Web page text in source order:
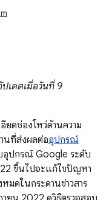
เดตเมื่อวันที่ 9
ยดช่องโหว่ด้านความ
นที่ส่งผลต่ออุปกรณ์
ปกรณ์ Google ระดับ
ขึ้นไปจะแก้ไขปัญหา
ดในกระดานข่าวสาร